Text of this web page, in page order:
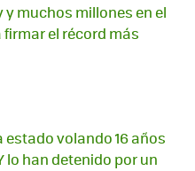
y muchos millones en el
el récord más
estado volando 16 años
lo han detenido por un